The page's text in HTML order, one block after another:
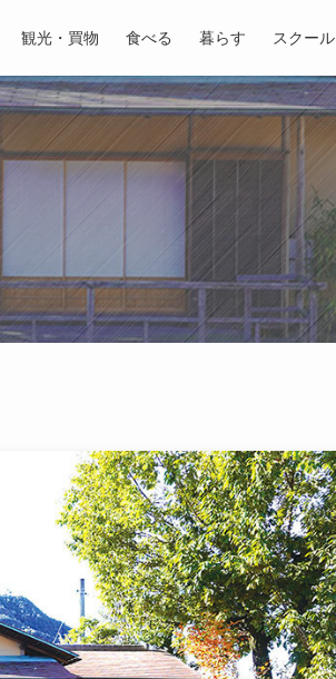
観光・買物 食べる 暮らす スクール